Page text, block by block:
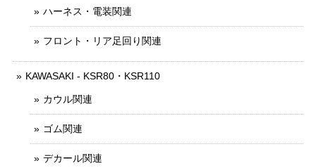
ハーネス・電装関連
フロント・リア足回り関連
KAWASAKI - KSR80・KSR110
カウル関連
ゴム関連
デカール関連